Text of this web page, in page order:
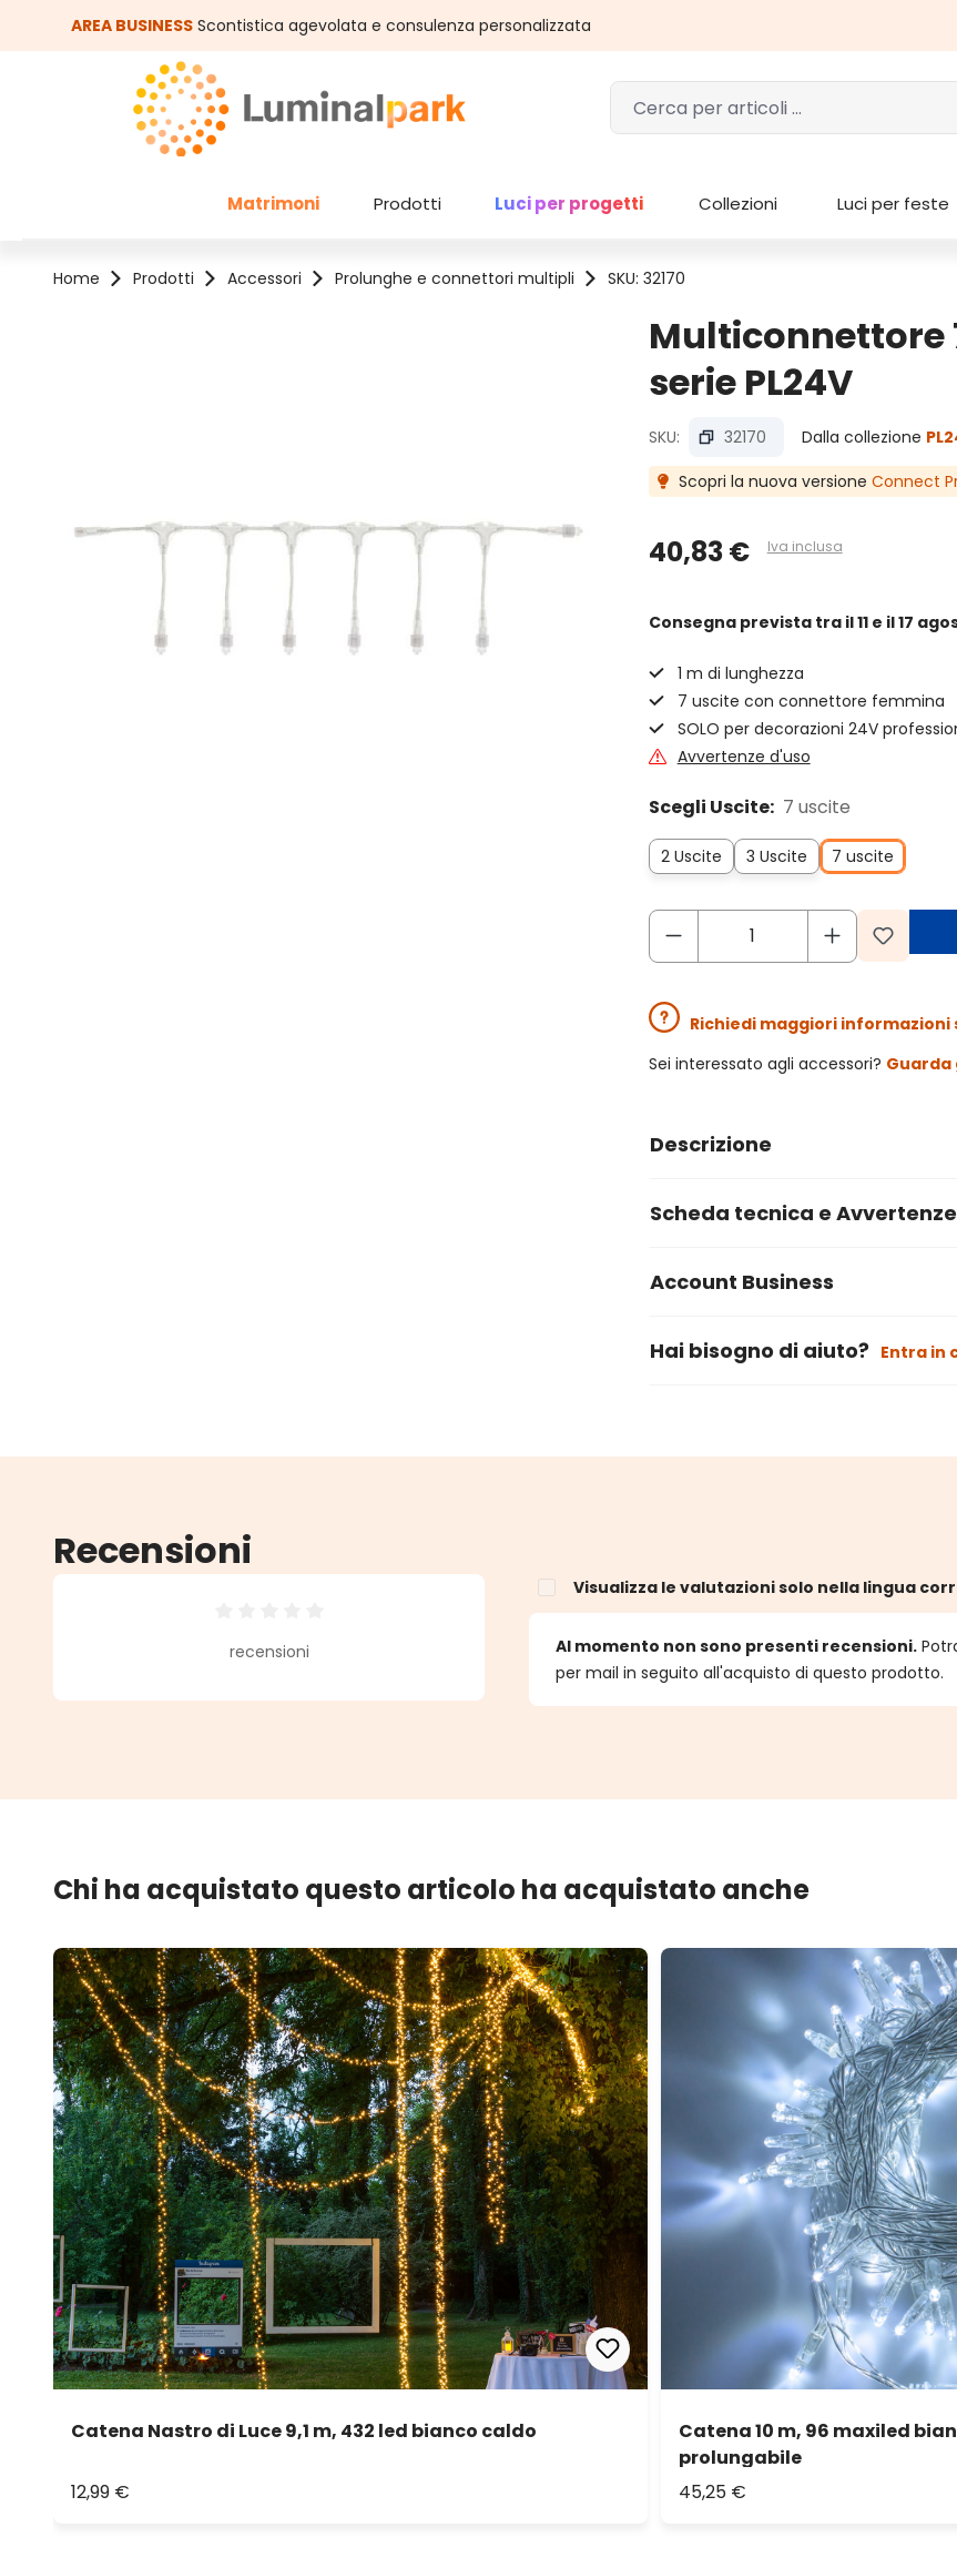
al contenuto principale
Salta alla ricerca
AREA BUSINESS Scontistica agevolata e consulenza personalizzata
Matrimoni Prodotti Luci per progetti Collezioni Luci per feste
Home Prodotti Accessori Prolunghe e connettori multipli SKU: 32170
Multiconnettore
serie PL24V
SKU: 32170 Dalla collezione
Scopri la nuova versione Connect
40,83 € Iva inclusa
Consegna prevista tra il 11 e il 17
1 m di lunghezza
7 uscite con connettore femmina
SOLO per decorazioni 24V
Avvertenze d'uso
Scegli Uscite: 7 uscite
2 Uscite 3 Uscite 7 uscite
Richiedi maggiori
Sei interessato agli accessori? Guarda
Descrizione
Scheda tecnica e Avvertenze
Account Business
Hai bisogno di aiuto? Entra in
Recensioni
Valutazione media di 0 su 5 stelle
recensioni
Visualizza le valutazioni solo nella lingua
Al momento non sono presenti recensioni.
per mail in seguito all'acquisto di questo prodotto.
Chi ha acquistato questo articolo ha acquistato anche
Catena Nastro di Luce 9,1 m, 432 led bianco caldo
12,99 €
Catena 10 m, 96 maxiled
prolungabile
45,25 €